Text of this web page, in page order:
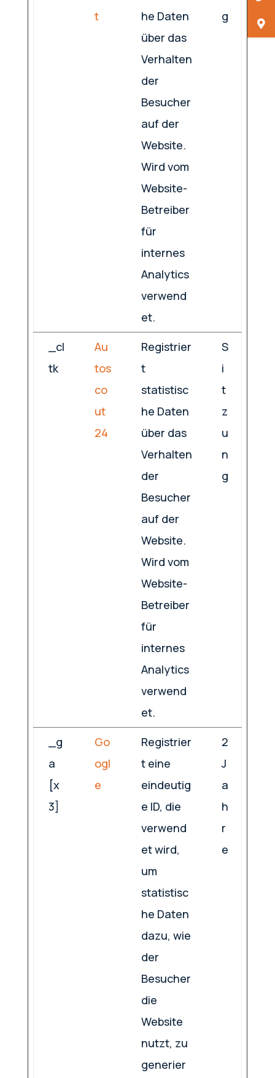
t
he Daten
über das
Verhalten
der
Besucher
auf der
Website.
Wird vom
Website-
Betreiber
für
internes
Analytics
verwend
et.
g
_cl
tk
Au
tos
co
ut
24
Registrier
t
statistisc
he Daten
über das
Verhalten
der
Besucher
auf der
Website.
Wird vom
Website-
Betreiber
für
internes
Analytics
verwend
et.
S
i
t
z
u
n
g
_g
a
[x
3]
Go
ogl
e
Registrier
t eine
eindeutig
e ID, die
verwend
et wird,
um
statistisc
he Daten
dazu, wie
der
Besucher
die
Website
nutzt, zu
generier
2
J
a
h
r
e